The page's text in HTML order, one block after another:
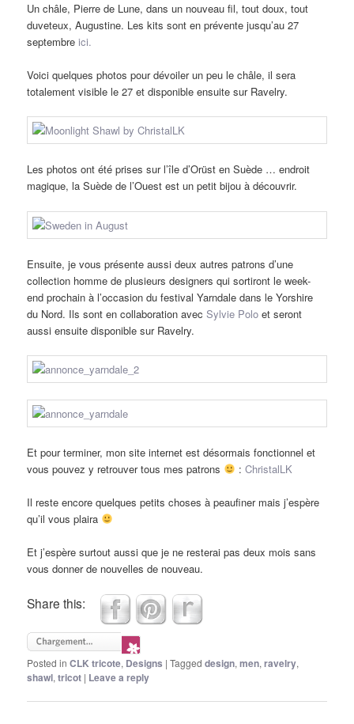
Un châle, Pierre de Lune, dans un nouveau fil, tout doux, tout
duveteux, Augustine. Les kits sont en prévente jusqu’au 27
septembre ici.
Voici quelques photos pour dévoiler un peu le châle, il sera
totalement visible le 27 et disponible ensuite sur Ravelry.
Les photos ont été prises sur l’île d’Orüst en Suède … endroit
magique, la Suède de l’Ouest est un petit bijou à découvrir.
Ensuite, je vous présente aussi deux autres patrons d’une
collection homme de plusieurs designers qui sortiront le week-
end prochain à l’occasion du festival Yarndale dans le Yorshire
du Nord. Ils sont en collaboration avecSylvie Polo et seront
aussi ensuite disponible sur Ravelry.
Et pour terminer, mon site internet est désormais fonctionnel et
vous pouvez y retrouver tous mes patrons
: ChristalLK
Il reste encore quelques petits choses à peaufiner mais j’espère
qu’il vous plaira
Et j’espère surtout aussi que je ne resterai pas deux mois sans
vous donner de nouvelles de nouveau.
Share this:
Posted in CLK tricote, Designs |Tagged design,men,ravelry,
shawl,tricot | Leave a reply